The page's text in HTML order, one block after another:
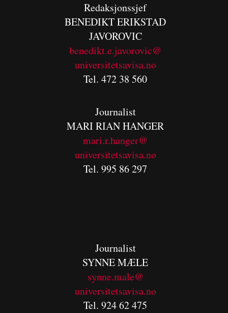
Redaksjonssjef
BENEDIKTERIKSTAD
JAVOROVIC
benedikt.e.javorovic@
universitetsavisa.no
Tel. 472 38 560
Journalist
MARI RIAN HANGER
mari.r.hanger@
universitetsavisa.no
Tel. 995 86 297
Journalist
SYNNE MÆLE
synne.male@
universitetsavisa.no
Tel. 924 62 475